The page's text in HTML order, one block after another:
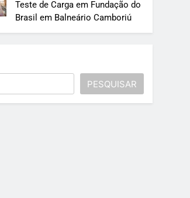
Teste de Carga em Fundação do
Brasil em Balneário Camboriú
PESQUISAR